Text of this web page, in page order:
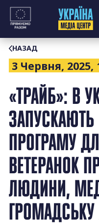
Перейти
контенту
НАЗАД
3 Червня, 2025,
«ТРАЙБ»: В
ЗАПУСКАЮТЬ
ПРОГРАМУ
ВЕТЕРАНОК
ЛЮДИНИ,
ГРОМАДСЬКУ